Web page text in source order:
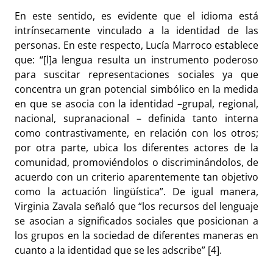
En este sentido, es evidente que el idioma está
intrínsecamente vinculado a la identidad de las
personas. En este respecto, Lucía Marroco establece
que: “[l]a lengua resulta un instrumento poderoso
para suscitar representaciones sociales ya que
concentra un gran potencial simbólico en la medida
en que se asocia con la identidad –grupal, regional,
nacional, supranacional – definida tanto interna
como contrastivamente, en relación con los otros;
por otra parte, ubica los diferentes actores de la
comunidad, promoviéndolos o discriminándolos, de
acuerdo con un criterio aparentemente tan objetivo
como la actuación lingüística”. De igual manera,
Virginia Zavala señaló que “los recursos del lenguaje
se asocian a significados sociales que posicionan a
los grupos en la sociedad de diferentes maneras en
cuanto a la identidad que se les adscribe” [4].